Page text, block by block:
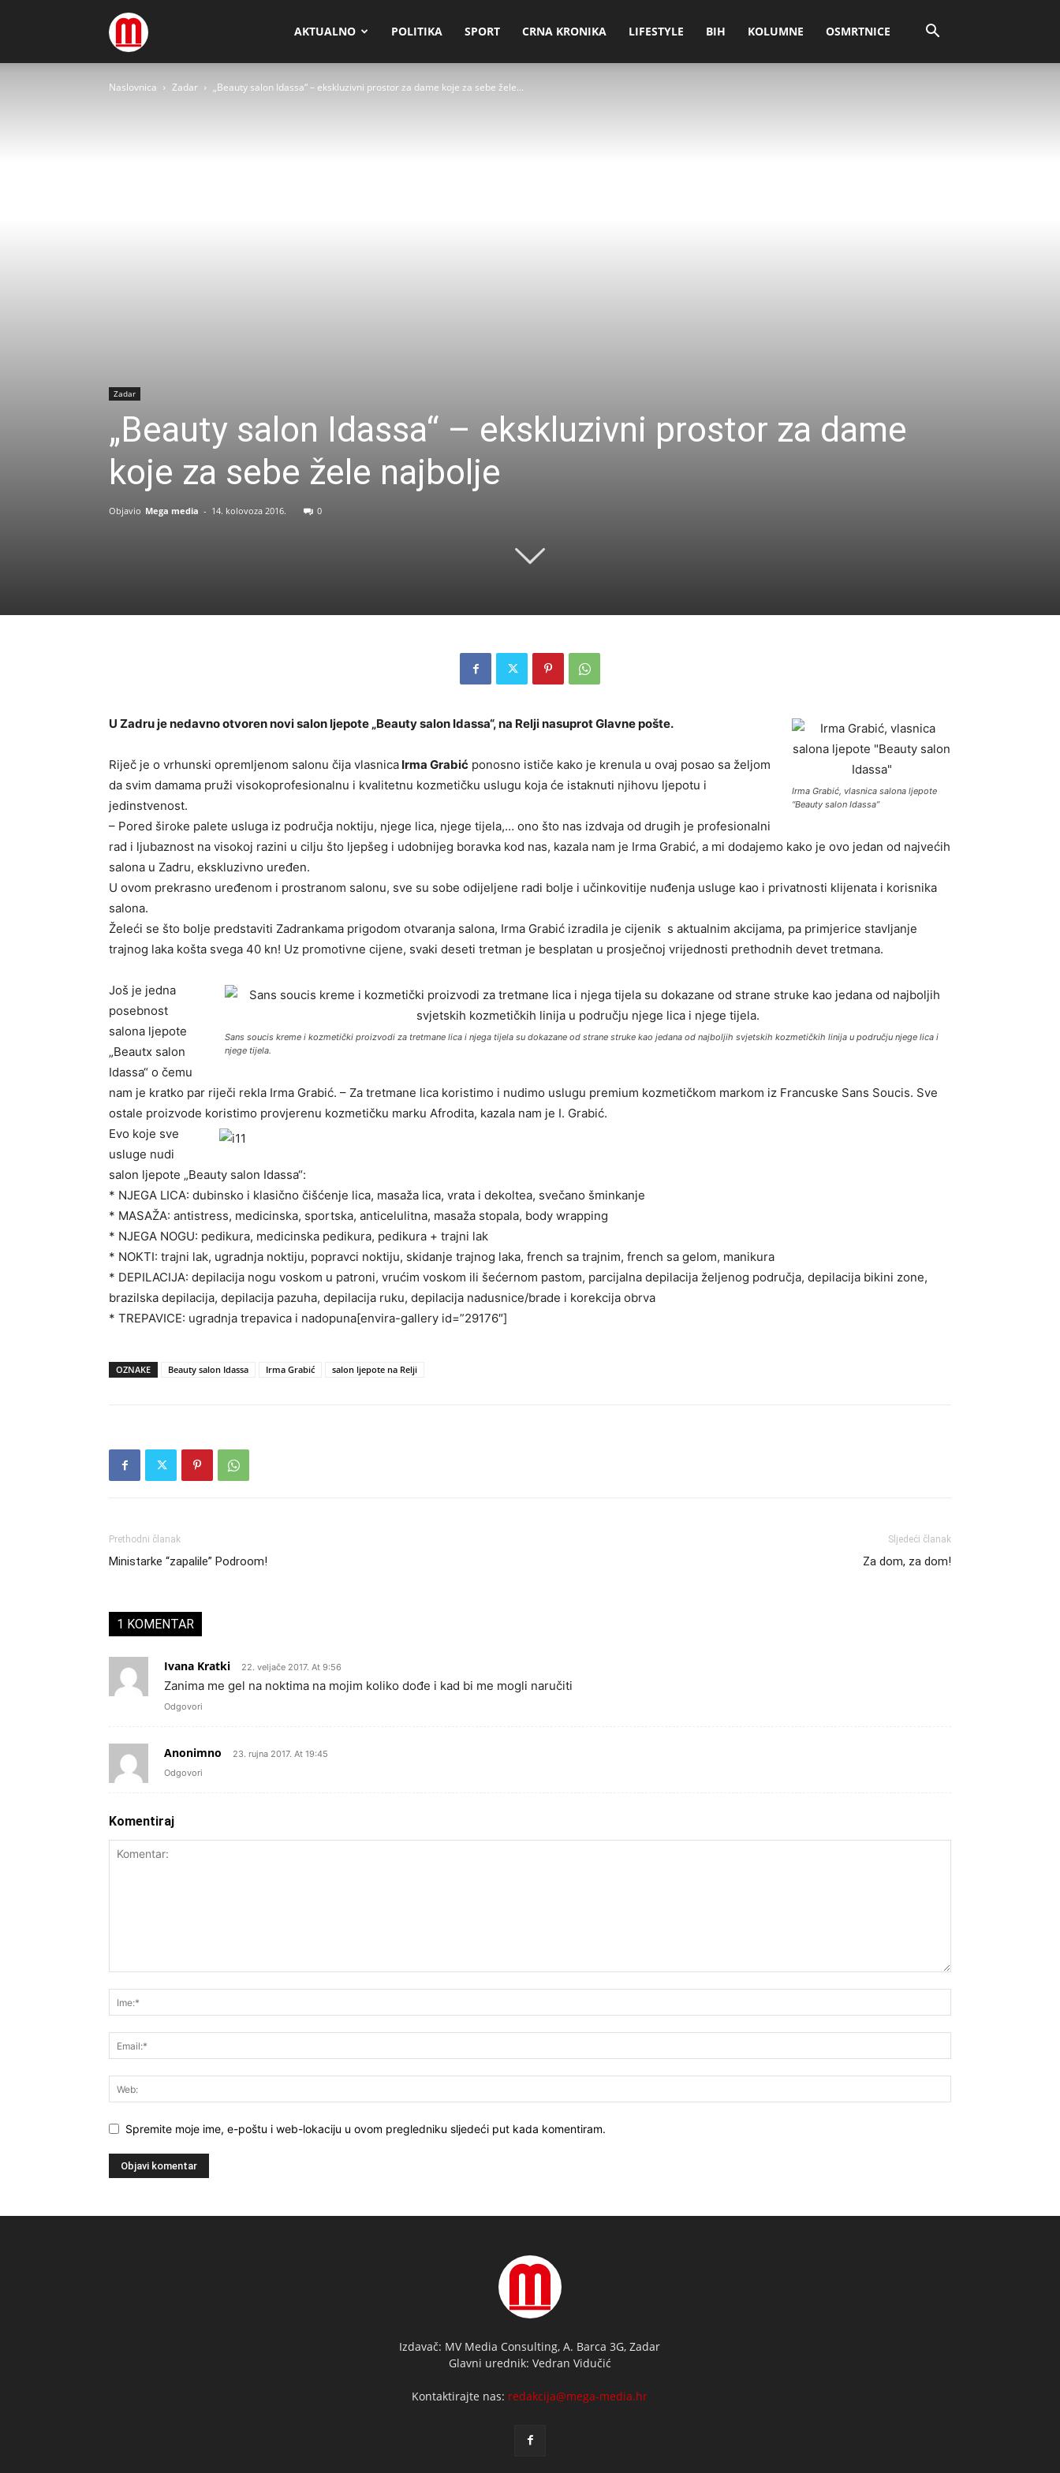
Megamedia AKTUALNO POLITIKA SPORT CRNA KRONIKA LIFESTYLE BIH KOLUMNE OSMRTNICE
Naslovnica Zadar „Beauty salon Idassa“ – ekskluzivni prostor za dame koje za sebe žele...
Zadar
„Beauty salon Idassa“ – ekskluzivni prostor za dame
koje za sebe žele najbolje
Objavio Mega media - 14. kolovoza 2016. 0
Irma Grabić, vlasnica salona ljepote
“Beauty salon Idassa”
U Zadru je nedavno otvoren novi salon ljepote „Beauty salon Idassa“, na Relji nasuprot Glavne pošte.
Riječ je o vrhunski opremljenom salonu čija vlasnica Irma Grabić ponosno ističe kako je krenula u ovaj posao sa željom
da svim damama pruži visokoprofesionalnu i kvalitetnu kozmetičku uslugu koja će istaknuti njihovu ljepotu i
jedinstvenost.
– Pored široke palete usluga iz područja noktiju, njege lica, njege tijela,… ono što nas izdvaja od drugih je profesionalni
rad i ljubaznost na visokoj razini u cilju što ljepšeg i udobnijeg boravka kod nas, kazala nam je Irma Grabić, a mi dodajemo kako je ovo jedan od najvećih
salona u Zadru, ekskluzivno uređen.
U ovom prekrasno uređenom i prostranom salonu, sve su sobe odijeljene radi bolje i učinkovitije nuđenja usluge kao i privatnosti klijenata i korisnika
salona.
Želeći se što bolje predstaviti Zadrankama prigodom otvaranja salona, Irma Grabić izradila je cijenik s aktualnim akcijama, pa primjerice stavljanje
trajnog laka košta svega 40 kn! Uz promotivne cijene, svaki deseti tretman je besplatan u prosječnoj vrijednosti prethodnih devet tretmana.
Sans soucis kreme i kozmetički proizvodi za tretmane lica i njega tijela su dokazane od strane struke kao jedana od najboljih svjetskih kozmetičkih linija u području njege lica i
njege tijela.
Još je jedna
posebnost
salona ljepote
„Beautx salon
Idassa“ o čemu
nam je kratko par riječi rekla Irma Grabić. – Za tretmane lica koristimo i nudimo uslugu premium kozmetičkom markom iz Francuske Sans Soucis. Sve
ostale proizvode koristimo provjerenu kozmetičku marku Afrodita, kazala nam je I. Grabić.
Evo koje sve
usluge nudi
salon ljepote „Beauty salon Idassa“:
* NJEGA LICA: dubinsko i klasično čišćenje lica, masaža lica, vrata i dekoltea, svečano šminkanje
* MASAŽA: antistress, medicinska, sportska, anticelulitna, masaža stopala, body wrapping
* NJEGA NOGU: pedikura, medicinska pedikura, pedikura + trajni lak
* NOKTI: trajni lak, ugradnja noktiju, popravci noktiju, skidanje trajnog laka, french sa trajnim, french sa gelom, manikura
* DEPILACIJA: depilacija nogu voskom u patroni, vrućim voskom ili šećernom pastom, parcijalna depilacija željenog područja, depilacija bikini zone,
brazilska depilacija, depilacija pazuha, depilacija ruku, depilacija nadusnice/brade i korekcija obrva
* TREPAVICE: ugradnja trepavica i nadopuna[envira-gallery id=”29176″]
OZNAKE Beauty salon Idassa Irma Grabić salon ljepote na Relji
Prethodni članak
Ministarke “zapalile” Podroom!
Sljedeći članak
Za dom, za dom!
1 KOMENTAR
Ivana Kratki 22. veljače 2017. At 9:56
Zanima me gel na noktima na mojim koliko dođe i kad bi me mogli naručiti
Odgovori
Anonimno
23. rujna 2017. At 19:45
Odgovori
Komentiraj
Spremite moje ime, e-poštu i web-lokaciju u ovom pregledniku sljedeći put kada komentiram.
Izdavač: MV Media Consulting, A. Barca 3G, Zadar
Glavni urednik: Vedran Vidučić
Kontaktirajte nas: redakcija@mega-media.hr